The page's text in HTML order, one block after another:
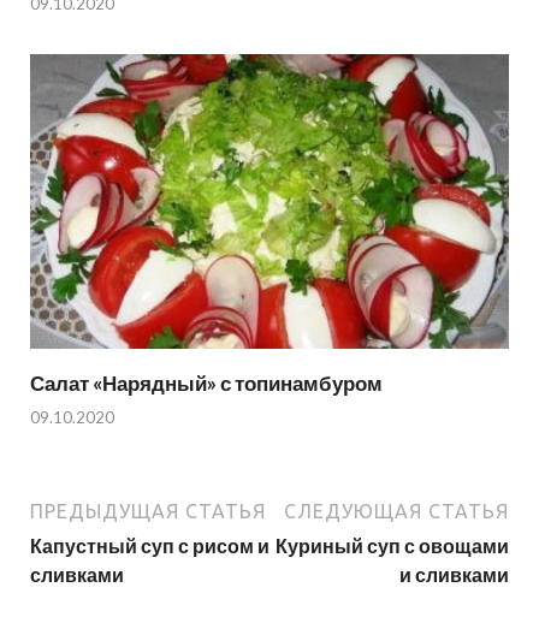
Салат «Нарядный» с топинамбуром
09.10.2020
ПРЕДЫДУЩАЯ СТАТЬЯ
Капустный суп с рисом и
сливками
СЛЕДУЮЩАЯ СТАТЬЯ
Куриный суп с овощами
и сливками